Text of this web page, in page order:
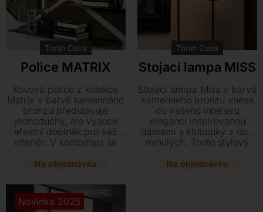
Tonin Casa
Police MATRIX
Kovová police z kolekce
Matrix v barvě kamenného
bronzu představuje
jednoduchý, ale vysoce
efektní doplněk pro váš
interiér. V kombinaci se
vytvoříte na stěně
rozměrech 96 x 25 x 27
cm.
Na objednávku
Tonin Casa
Stojací lampa MISS
Stojací lampa Miss v barvě
kamenného bronzu vnese
do vašeho interiéru
eleganci inspirovanou
dámami s klobouky z dob
minulých. Tento stylový
saténového skla je
Na objednávku
Novinka 2025